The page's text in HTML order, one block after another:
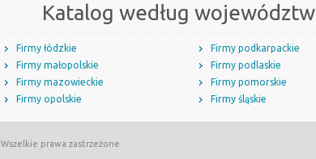
Katalog według województw
Firmy łódzkie
Firmy małopolskie
Firmy mazowieckie
Firmy opolskie
Firmy podkarpackie
Firmy podlaskie
Firmy pomorskie
Firmy śląskie
. Wszelkie prawa zastrzeżone.